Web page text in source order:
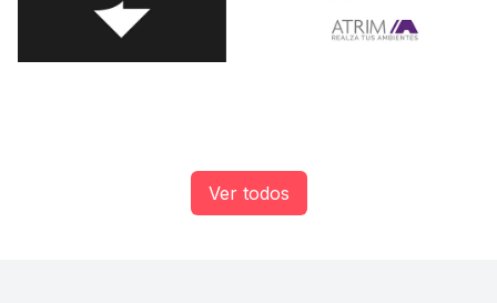
Ver todos